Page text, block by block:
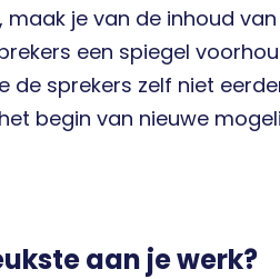
je van de inhoud van
een spiegel
sprekers zelf niet
begin van nieuwe
aan je werk?